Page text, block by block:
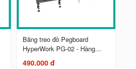
Bảng treo đồ Pegboard
HyperWork PG-02 - Hàng...
490.000 đ